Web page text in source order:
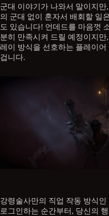
군대 이야기가 나와서 말이지
의 군대 없이 혼자서 배회할 일
도 있습니다! 언데드를 마음껏
분히 만족시켜 드릴 예정이지
레이 방식을 선호하는 플레이
겁니다.
강령술사만의 직업 작동 방식
로그인하는 순간부터, 당신의